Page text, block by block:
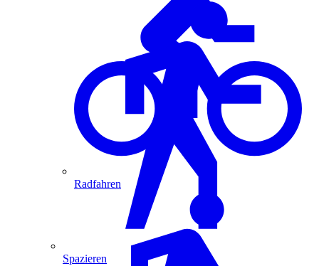
Radfahren
Spazieren